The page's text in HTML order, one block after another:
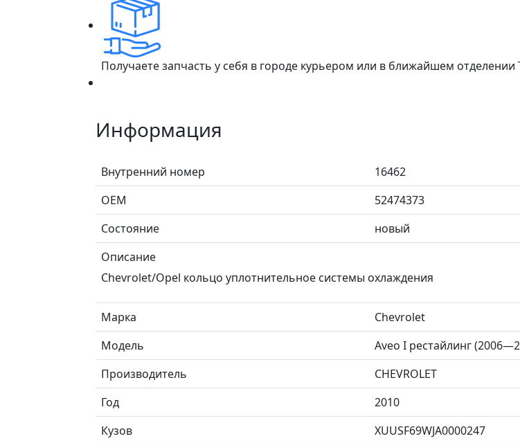
Получаете запчасть у себя в городе курьером или в ближайшем отделении
Информация
Внутренний номер
16462
ОЕМ
52474373
Состояние
новый
Описание
Chevrolet/Opel кольцо уплотнительное системы охлаждения
Марка
Chevrolet
Модель
Aveo I рестайлинг
Производитель
CHEVROLET
Год
2010
Кузов
XUUSF69WJA0000247